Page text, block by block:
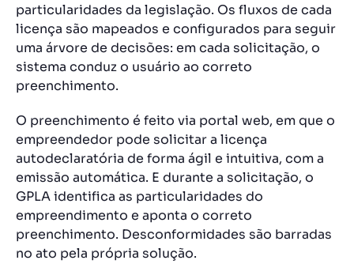
particularidades da legislação. Os fluxos de cada
licença são mapeados e configurados para seguir
uma árvore de decisões: em cada solicitação, o
sistema conduz o usuário ao correto
preenchimento.
O preenchimento é feito via portal web, em que o
empreendedor pode solicitar a licença
autodeclaratória de forma ágil e intuitiva, com a
emissão automática. E durante a solicitação, o
GPLA identifica as particularidades do
empreendimento e aponta o correto
preenchimento. Desconformidades são barradas
no ato pela própria solução.